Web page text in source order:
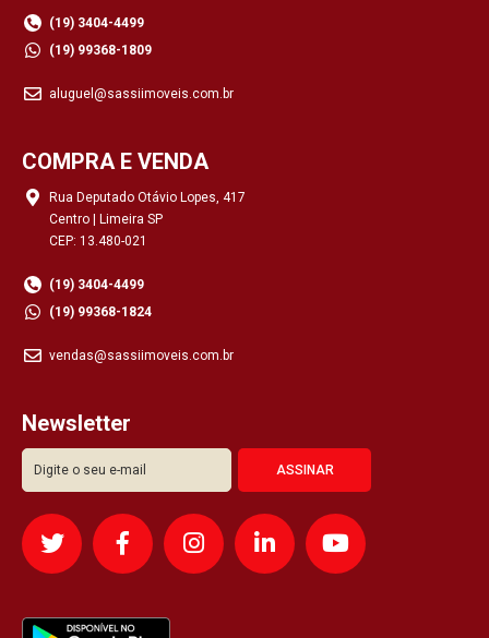
(19) 3404-4499
(19) 99368-1809
aluguel@sassiimoveis.com.br
COMPRA E VENDA
Rua Deputado Otávio Lopes, 417
Centro | Limeira SP
CEP: 13.480-021
(19) 3404-4499
(19) 99368-1824
vendas@sassiimoveis.com.br
Newsletter